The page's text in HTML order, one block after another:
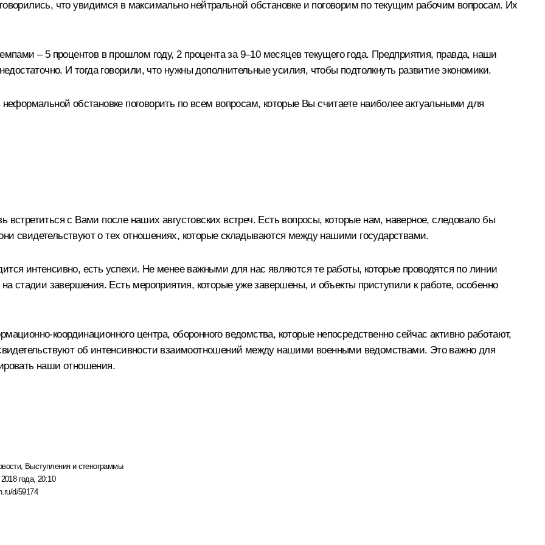
что увидимся в максимально нейтральной обстановке и поговорим по текущим рабочим вопросам. Их
– 5 процентов в прошлом году, 2 процента за 9–10 месяцев текущего года. Предприятия, правда, наши
И тогда говорили, что нужны дополнительные усилия, чтобы подтолкнуть развитие экономики.
обстановке поговорить по всем вопросам, которые Вы считаете наиболее актуальными для
встретиться с Вами после наших августовских встреч. Есть вопросы, которые нам, наверное, следовало бы
свидетельствуют о тех отношениях, которые складываются между нашими государствами.
интенсивно, есть успехи. Не менее важными для нас являются те работы, которые проводятся по линии
стадии завершения. Есть мероприятия, которые уже завершены, и объекты приступили к работе, особенно
координационного центра, оборонного ведомства, которые непосредственно сейчас активно работают,
об интенсивности взаимоотношений между нашими военными ведомствами. Это важно для
наши отношения.
, Выступления и стенограммы
года, 20:10
d/59174